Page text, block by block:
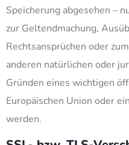
Speicherung abgesehen –
zur Geltendmachung,
Rechtsansprüchen oder
anderen natürlichen oder
Gründen eines wichtigen
Europäischen Union oder
werden.